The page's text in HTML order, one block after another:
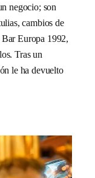
negocio; son
cambios de
Europa 1992,
Tras un
le ha devuelto